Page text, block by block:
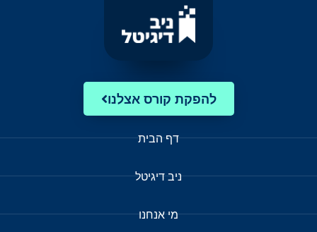
להפקת קורס אצלנו
דף הבית
ניב דיגיטל
מי אנחנו